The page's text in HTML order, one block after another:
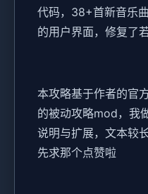
代码，38+首新音乐
的用户界面，修复了
本攻略基于作者的官
的被动攻略mod，我
说明与扩展，文本较
先求那个点赞啦